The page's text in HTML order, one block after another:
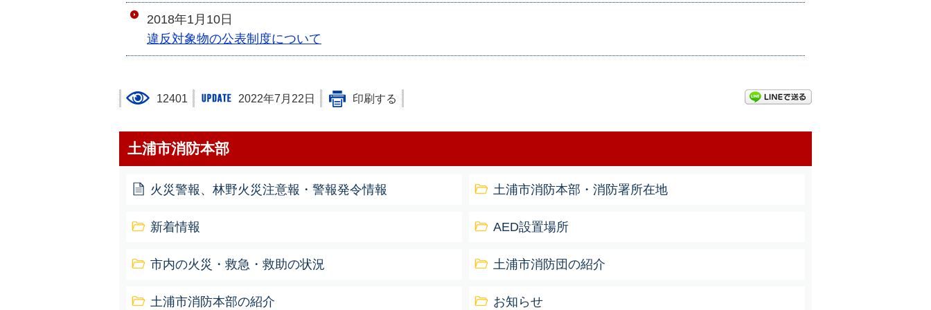
2018年1月10日
違反対象物の公表制度について
12401 2022年7月22日 印刷する
土浦市消防本部
火災警報、林野火災注意報・警報発令情報 土浦市消防本部・消防署所在地
新着情報 AED設置場所
市内の火災・救急・救助の状況 土浦市消防団の紹介
土浦市消防本部の紹介 お知らせ